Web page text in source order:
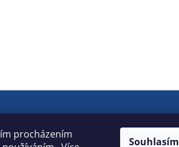
procházením
Souhlasím